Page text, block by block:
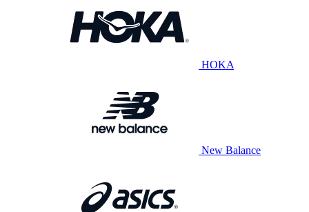
HOKA
New Balance